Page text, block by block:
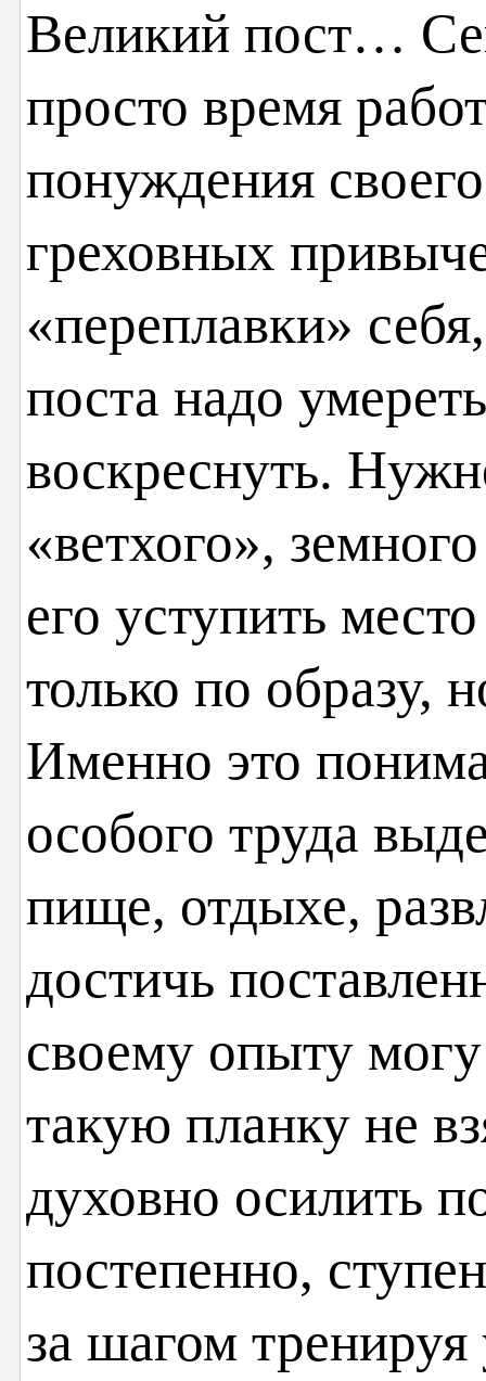
Великий пост…
просто время
понуждения
греховных
«переплавки»
поста надо
воскреснуть.
«ветхого»,
его уступить
только по образу,
Именно это
особого труда
пище, отдыхе,
достичь
своему опыту
такую планку не
духовно осилить
постепенно,
за шагом